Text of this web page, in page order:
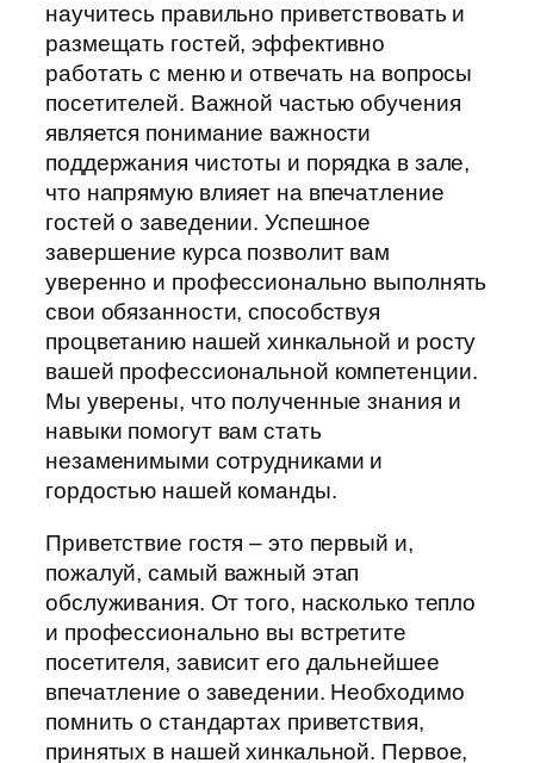
научитесь правильно приветствовать и
размещать гостей, эффективно
работать с меню и отвечать на вопросы
посетителей. Важной частью обучения
является понимание важности
поддержания чистоты и порядка в зале,
что напрямую влияет на впечатление
гостей о заведении. Успешное
завершение курса позволит вам
уверенно и профессионально выполнять
свои обязанности, способствуя
процветанию нашей хинкальной и росту
вашей профессиональной компетенции.
Мы уверены, что полученные знания и
навыки помогут вам стать
незаменимыми сотрудниками и
гордостью нашей команды.
Приветствие гостя – это первый и,
пожалуй, самый важный этап
обслуживания. От того, насколько тепло
и профессионально вы встретите
посетителя, зависит его дальнейшее
впечатление о заведении. Необходимо
помнить о стандартах приветствия,
принятых в нашей хинкальной. Первое,